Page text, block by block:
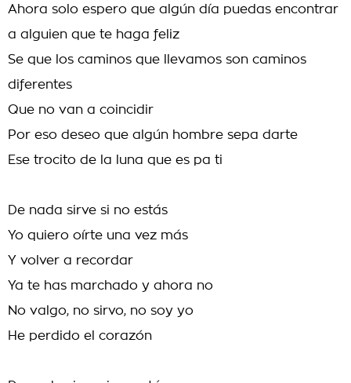
Ahora solo espero que algún día puedas encontrar
a alguien que te haga feliz
Se que los caminos que llevamos son caminos
diferentes
Que no van a coincidir
Por eso deseo que algún hombre sepa darte
Ese trocito de la luna que es pa ti
De nada sirve si no estás
Yo quiero oírte una vez más
Y volver a recordar
Ya te has marchado y ahora no
No valgo, no sirvo, no soy yo
He perdido el corazón